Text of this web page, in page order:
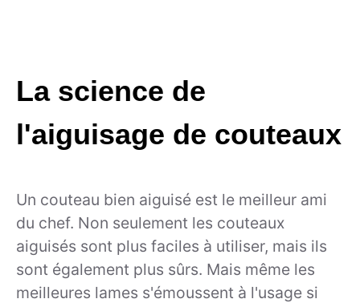
La science de
l'aiguisage de couteaux
Un couteau bien aiguisé est le meilleur ami
du chef. Non seulement les couteaux
aiguisés sont plus faciles à utiliser, mais ils
sont également plus sûrs. Mais même les
meilleures lames s'émoussent à l'usage si